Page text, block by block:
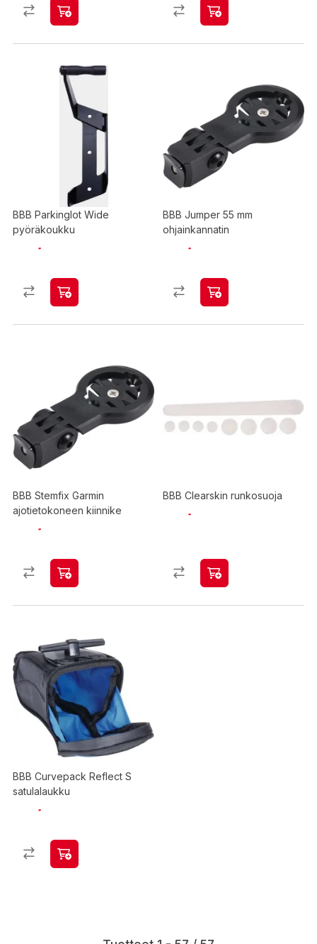
BBB Parkinglot Wide
pyöräkoukku
BBB Jumper 55 mm
ohjainkannatin
BBB Stemfix Garmin
ajotietokoneen kiinnike
BBB Clearskin runkosuoja
BBB Curvepack Reflect S
satulalaukku